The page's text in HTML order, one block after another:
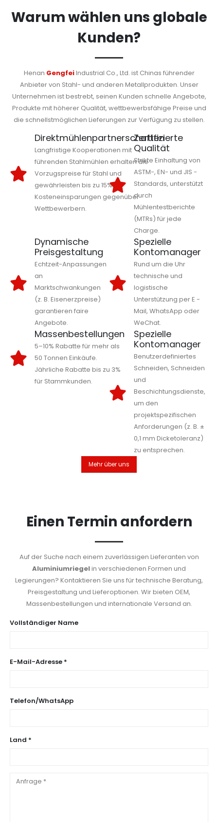
Warum wählen uns globale
Kunden?
Henan GengfeiIndustrial Co., Ltd. ist Chinas führender
Anbieter von Stahl- und anderen Metallprodukten. Unser
Unternehmen ist bestrebt, seinen Kunden schnelle Angebote,
Produkte mit höherer Qualität, wettbewerbsfähige Preise und
die schnellstmöglichen Lieferungen zur Verfügung zu stellen.
Direktmühlenpartnerschaften
Langfristige Kooperationen mit
führenden Stahlmühlen erhalten die
Vorzugspreise für Stahl und
gewährleisten bis zu 15%
Kosteneinsparungen gegenüber
Wettbewerbern.
Zertifizierte
Qualität
Strikte Einhaltung von
ASTM-, EN- und JIS -
Standards, unterstützt
durch
Mühlentestberichte
(MTRs) für jede
Charge.
Dynamische
Preisgestaltung
Echtzeit-Anpassungen
an
Marktschwankungen
(z. B. Eisenerzpreise)
garantieren faire
Angebote.
Spezielle
Kontomanager
Rund um die Uhr
technische und
logistische
Unterstützung per E -
Mail, WhatsApp oder
WeChat.
Massenbestellungen
5–10% Rabatte für mehr als
50 Tonnen Einkäufe.
Jährliche Rabatte bis zu 3%
für Stammkunden.
Spezielle
Kontomanager
Benutzerdefiniertes
Schneiden, Schneiden
und
Beschichtungsdienste,
um den
projektspezifischen
Anforderungen (z. B. ±
0,1 mm Dicketoleranz)
zu entsprechen.
Mehr über uns
Einen Termin anfordern
Auf der Suche nach einem zuverlässigen Lieferanten von
Aluminiumriegelin verschiedenen Formen und
Legierungen? Kontaktieren Sie uns für technische Beratung,
Preisgestaltung und Lieferoptionen. Wir bieten OEM,
Massenbestellungen und internationale Versand an.
Vollständiger Name
E-Mail-Adresse *
Telefon/WhatsApp
Land *